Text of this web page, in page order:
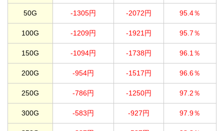
50G -1305円 -2072円 95.4％
100G -1209円 -1921円 95.7％
150G -1094円 -1738円 96.1％
200G -954円 -1517円 96.6％
250G -786円 -1250円 97.2％
300G -583円 -927円 97.9％